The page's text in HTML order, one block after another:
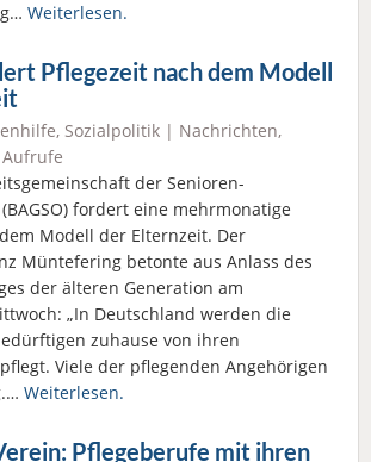
Weiterlesen.
Pflegezeit nach dem Modell
, Sozialpolitik | Nachrichten,
der Senioren-
fordert eine mehrmonatige
Modell der Elternzeit. Der
Müntefering betonte aus Anlass des
der älteren Generation am
„In Deutschland werden die
zuhause von ihren
Viele der pflegenden Angehörigen
Weiterlesen.
Pflegeberufe mit ihren